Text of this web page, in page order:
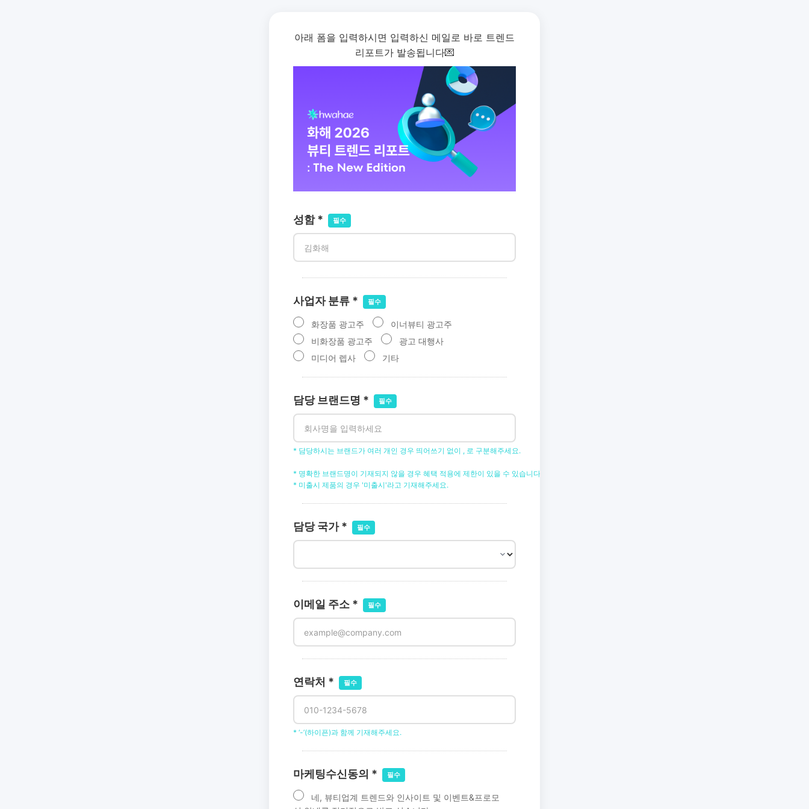
아래 폼을 입력하시면 입력하신 메일로 바로 트렌드
리포트가 발송됩니다💌
성함 *
사업자 분류 *
화장품 광고주
이너뷰티 광고주
비화장품 광고주
광고 대행사
미디어 렙사
기타
담당 브랜드명 *
* 담당하시는 브랜드가 여러 개인 경우 띄어쓰기 없이 , 로 구분해주세요.
* 명확한 브랜드명이 기재되지 않을 경우 혜택 적용에 제한이 있을 수 있습니다.
* 미출시 제품의 경우 '미출시'라고 기재해주세요.
담당 국가 *
이메일 주소 *
연락처 *
* ‘-’(하이픈)과 함께 기재해주세요.
마케팅수신동의 *
네, 뷰티업계 트렌드와 인사이트 및 이벤트&프로모